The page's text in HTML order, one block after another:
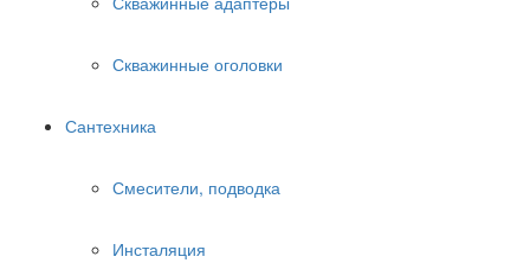
Скважинные оголовки
Сантехника
Смесители, подводка
Инсталяция